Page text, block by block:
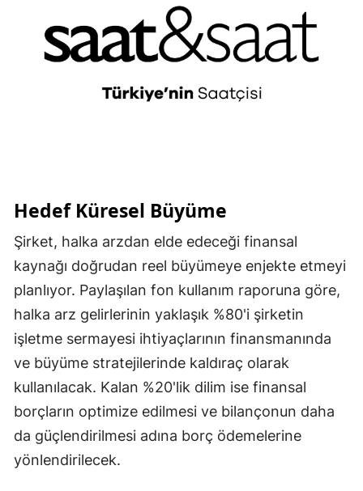
Hedef Küresel Büyüme
Şirket, halka arzdan elde edeceği finansal
kaynağı doğrudan reel büyümeye enjekte etmeyi
planlıyor. Paylaşılan fon kullanım raporuna göre,
halka arz gelirlerinin yaklaşık %80'i şirketin
işletme sermayesi ihtiyaçlarının finansmanında
ve büyüme stratejilerinde kaldıraç olarak
kullanılacak. Kalan %20'lik dilim ise finansal
borçların optimize edilmesi ve bilançonun daha
da güçlendirilmesi adına borç ödemelerine
yönlendirilecek.